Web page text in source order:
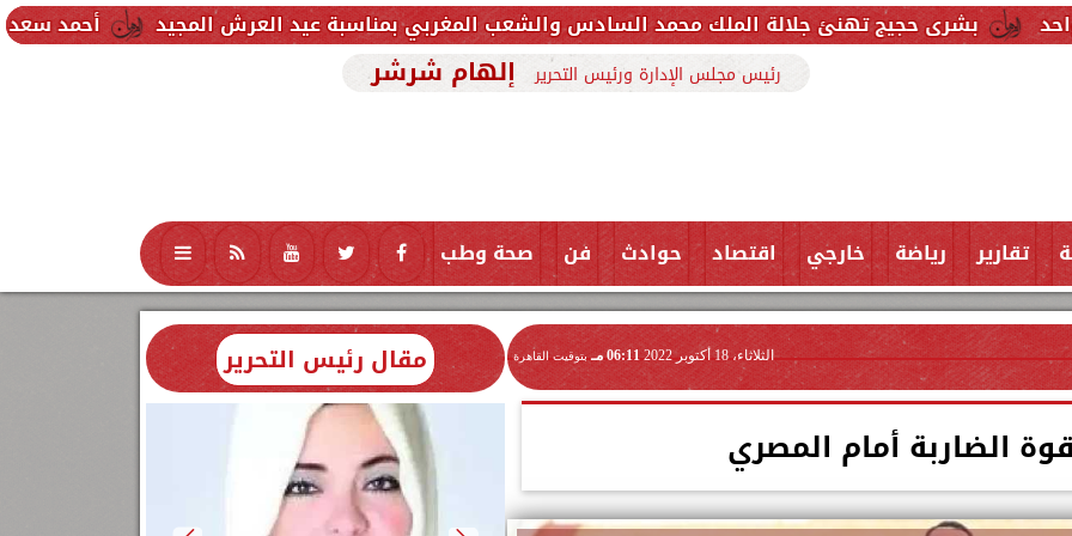
أحمد سعد يطلق «الألبوم تهنئ جلالة الملك محمد السادس والشعب المغربي بمناسبة عيد العرش المجيد
رئيس مجلس الإدارة ورئيس التحرير إلهام شرشر
تقارير رياضة خارجي اقتصاد حوادث فن صحة وطب تكنولوجيا منوعات محافظات
الثلاثاء، 18 أكتوبر 2022 06:11 مـ بتوقيت القاهرة
الضاربة أمام المصري
مقال رئيس التحرير